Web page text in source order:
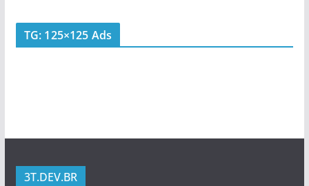
TG: 125×125 Ads
3T.DEV.BR